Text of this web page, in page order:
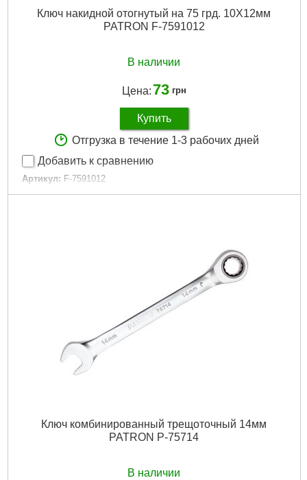
Ключ накидной отогнутый на 75 грд. 10X12мм
PATRON F-7591012
В наличии
Цена: 73 грн
Купить
Отгрузка в течение 1-3 рабочих дней
Добавить к сравнению
Артикул: F-7591012
Код товара: 24.43.33
Ключ комбинированный трещоточный 14мм
PATRON P-75714
В наличии